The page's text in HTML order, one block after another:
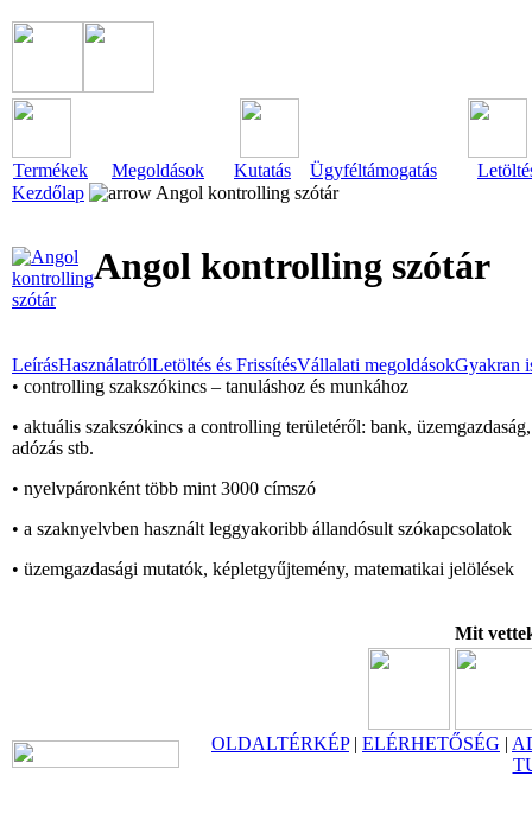
Termékek Megoldások Kutatás Ügyféltámogatás
Kezdőlap
Angol kontrolling szótár
Angol kontrolling szótár
LeírásHasználatrólLetöltés és FrissítésVállalati megoldásokGyakran
• controlling szakszókincs – tanuláshoz és munkához
• aktuális szakszókincs a controlling területéről: bank,
adózás stb.
• nyelvpáronként több mint 3000 címszó
• a szaknyelvben használt leggyakoribb állandósult szókapcsolatok
• üzemgazdasági mutatók, képletgyűjtemény, matematikai jelölések
Mit
OLDALTÉRKÉP| ELÉRHETŐSÉG |